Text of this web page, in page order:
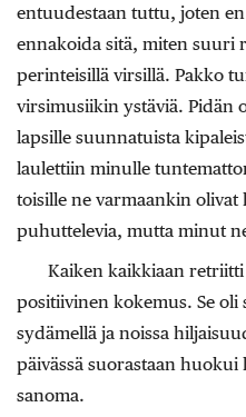
entuudestaan tuttu, joten
ennakoida sitä, miten suuri
perinteisillä virsillä. Pakko
virsimusiikin ystäviä. Pidän
lapsille suunnatuista
laulettiin minulle
toisille ne varmaankin olivat
puhuttelevia, mutta minut
Kaiken kaikkiaan
positiivinen kokemus. Se oli
sydämellä ja noissa
päivässä suorastaan
sanoma.